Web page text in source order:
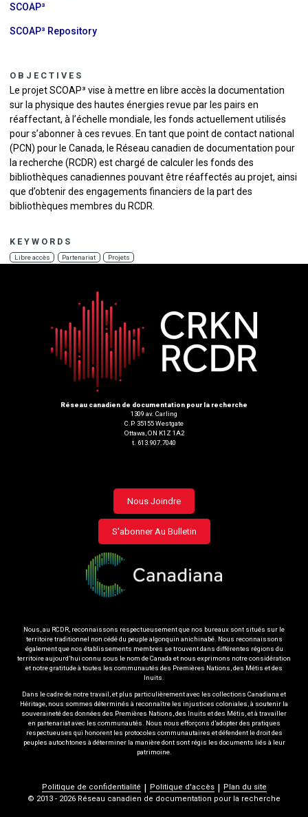
SCOAP³
SCOAP³ Repository
OBJECTIVES
Le projet SCOAP³ vise à mettre en libre accès la documentation
sur la physique des hautes énergies revue par les pairs en
réaffectant, à l’échelle mondiale, les fonds actuellement utilisés
pour s’abonner à ces revues. En tant que point de contact national
(PCN) pour le Canada, le Réseau canadien de documentation pour
la recherche (RCDR) est chargé de calculer les fonds des
bibliothèques canadiennes pouvant être réaffectés au projet, ainsi
que d’obtenir des engagements financiers de la part des
bibliothèques membres du RCDR.
KEYWORDS
Libre accès Partenariat Projets
Réseau canadien de documentation pour la recherche
1309 av. Carling
C.P. 35155 Westgate
Ottawa, ON K1Z 1A2
t. 613.907.7040
Footer
menu
Nous Joindre
S'abonner Au Bulletin
Nous, au RCDR, reconnaissons respectueusement que nos bureaux sont situés sur le
territoire traditionnel non cédé du peuple algonquin anichinabé. Nous reconnaissons
également que nos établissements membres se trouvent dans différentes régions du
territoire aujourd’hui connu sous le nom de Canada et nous exprimons notre considération
et notre gratitude à toutes les communautés des Premières Nations, des Métis et des
Inuits.
Dans le cadre de notre travail, et plus particulièrement avec les collections Canadiana et
Héritage, nous sommes déterminés à reconnaître les injustices coloniales, à soutenir la
souveraineté des données des Premières Nations, des Inuits et des Métis, et à travailler
en partenariat avec les communautés. Nous nous efforçons d’adopter des pratiques
respectueuses qui honorent les protocoles communautaires et défendent le droit des
peuples autochtones à déterminer la manière dont sont régis les documents liés à leur
patrimoine.
Policy
Politique de confidentialité Politique d'accès
Plan du site
© 2013 - 2026 Réseau canadien de documentation pour la recherche